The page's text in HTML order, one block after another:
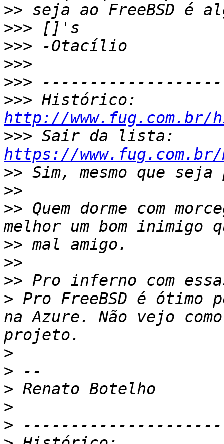
>>
>>>
>>>
>>>
>>>
>>>
http://
>>>
https://
>>
>>
>> Quem dorme com
>>
>>
>>
> Pro FreeBSD é ótimo
na Azure. Não vejo
>
>
>
>
>